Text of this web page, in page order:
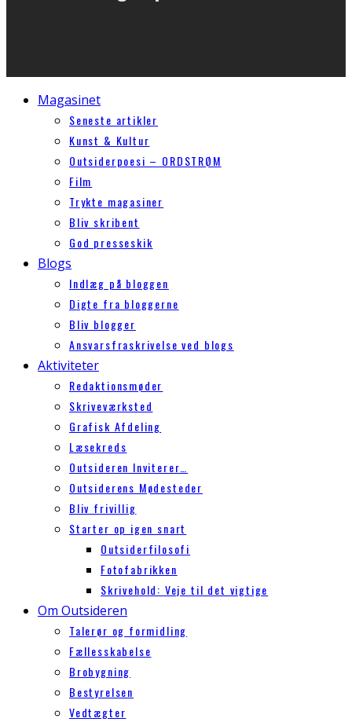
Magasinet
Seneste artikler
Kunst & Kultur
Outsiderpoesi – ORDSTRØM
Film
Trykte magasiner
Bliv skribent
God presseskik
Blogs
Indlæg på bloggen
Digte fra bloggerne
Bliv blogger
Ansvarsfraskrivelse ved blogs
Aktiviteter
Redaktionsmøder
Skriveværksted
Grafisk Afdeling
Læsekreds
Outsideren Inviterer…
Outsiderens Mødesteder
Bliv frivillig
Starter op igen snart
Outsiderfilosofi
Fotofabrikken
Skrivehold: Veje til det vigtige
Om Outsideren
Talerør og formidling
Fællesskabelse
Brobygning
Bestyrelsen
Vedtægter